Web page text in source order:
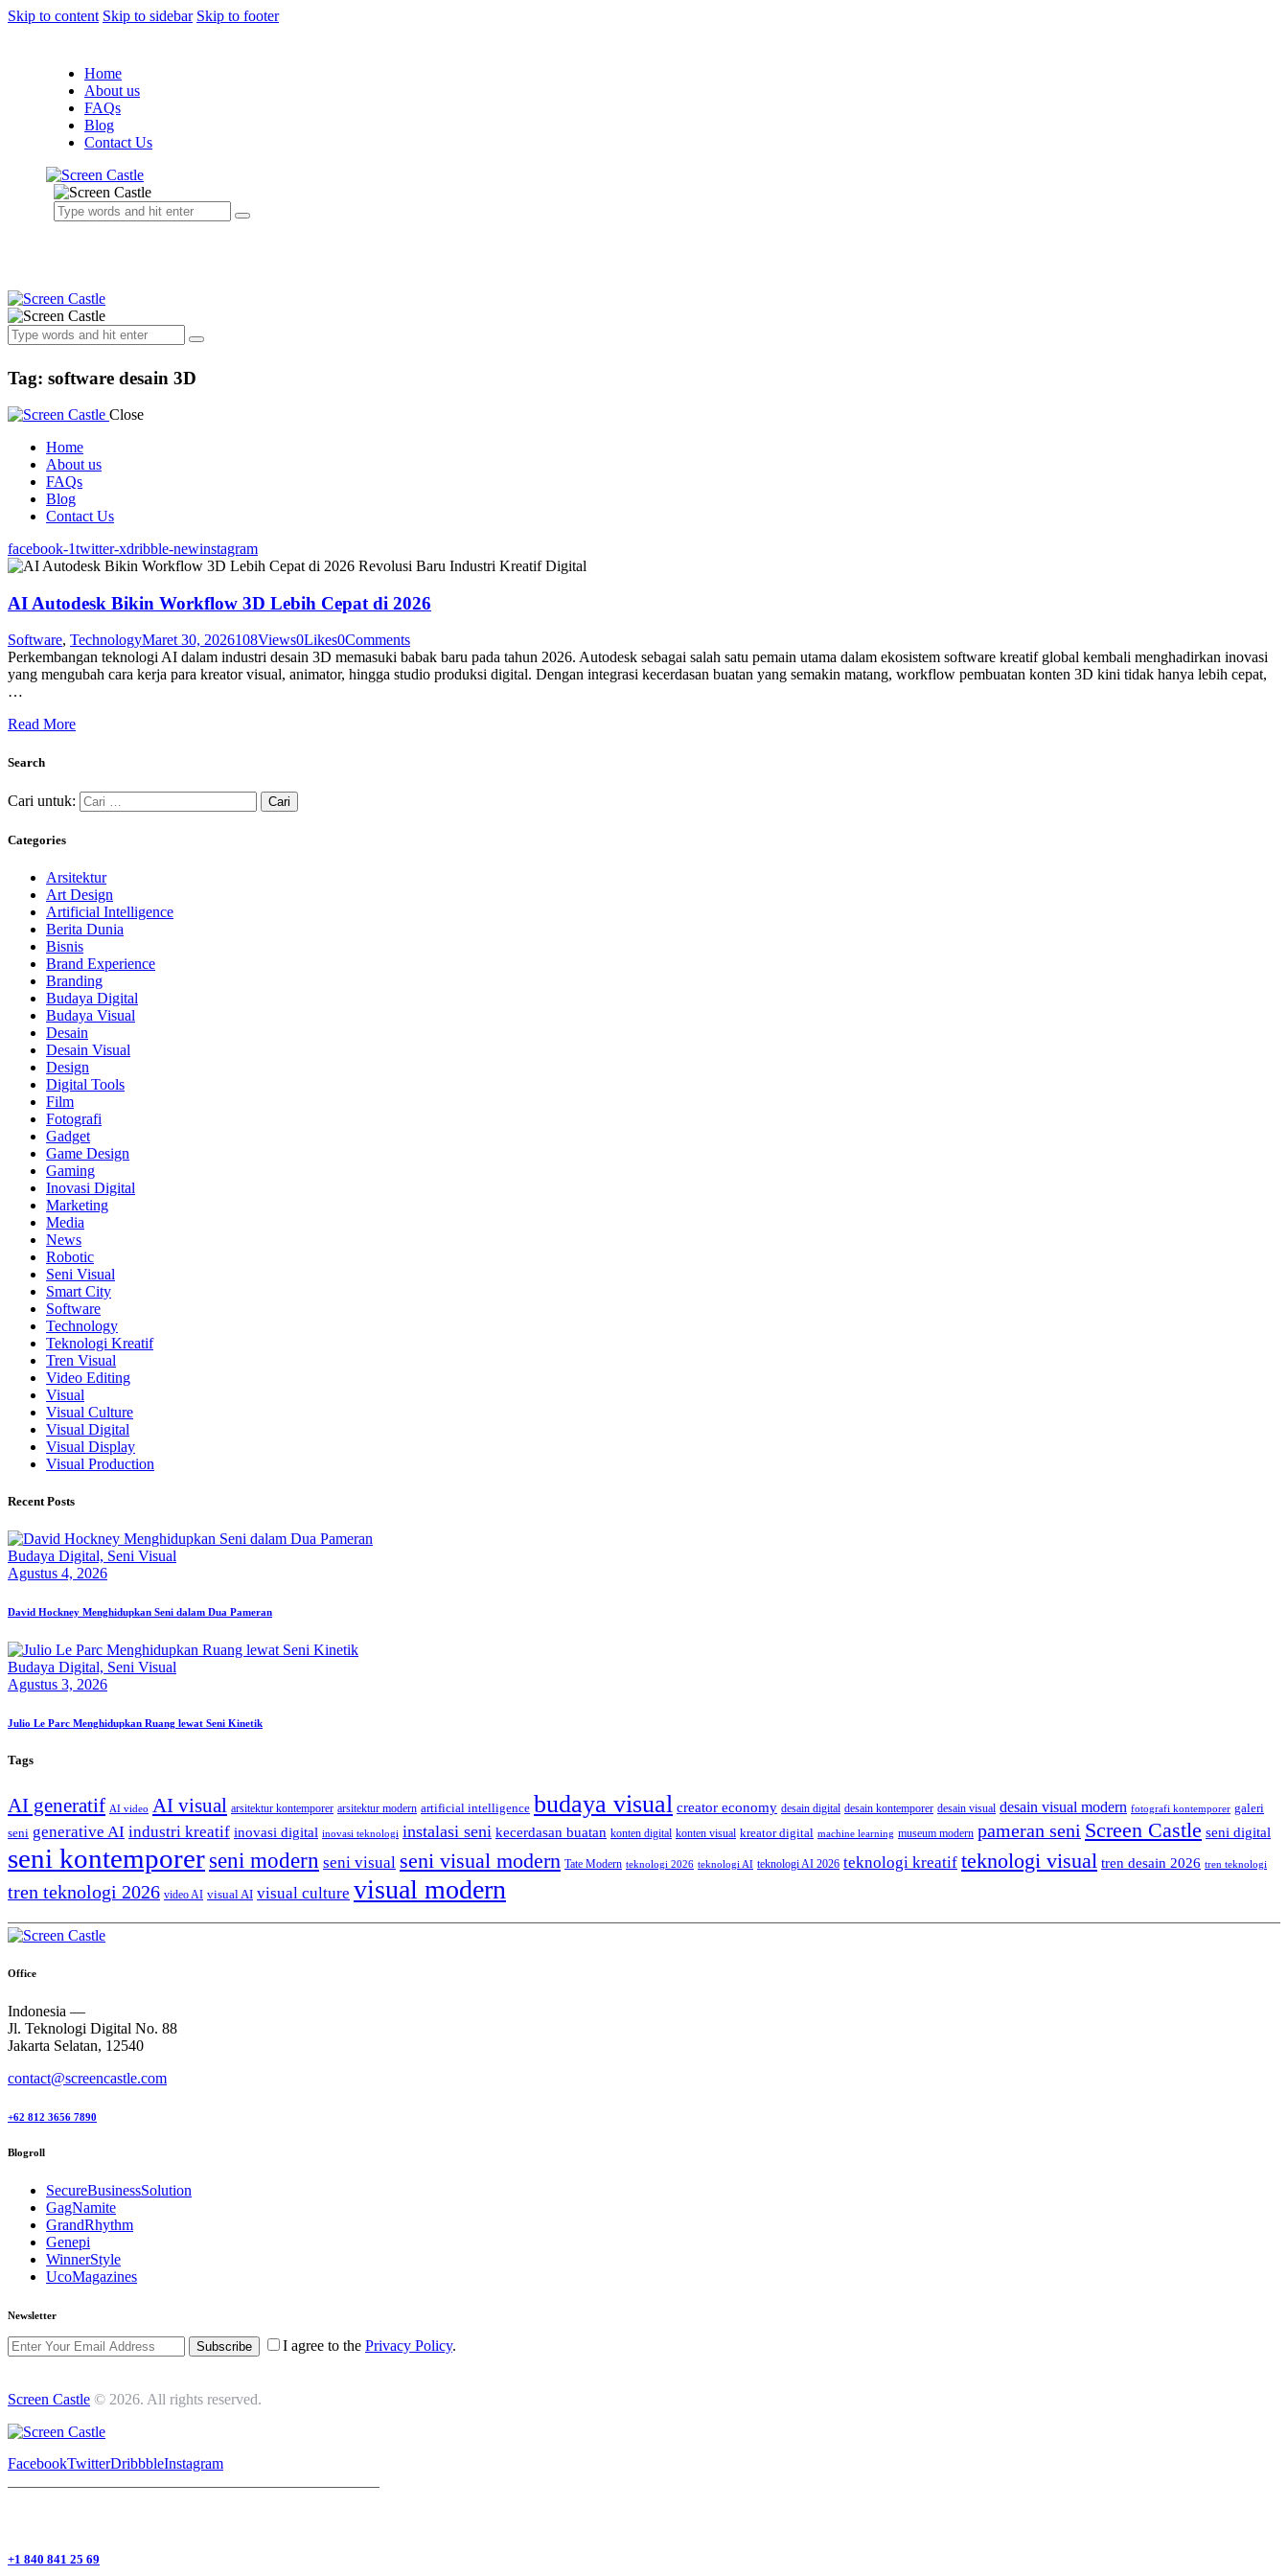
Skip to content Skip to sidebar Skip to footer
Home
About us
FAQs
Blog
Contact Us
Tag: software desain 3D
Close
Home
About us
FAQs
Blog
Contact Us
facebook-1twitter-xdribble-newinstagram
AI Autodesk Bikin Workflow 3D Lebih Cepat di 2026
Software, TechnologyMaret 30, 2026108Views0Likes0Comments
Perkembangan teknologi AI dalam industri desain 3D memasuki babak baru pada tahun 2026. Autodesk sebagai salah satu pemain utama dalam ekosistem software kreatif global kembali menghadirkan inovasi
yang mengubah cara kerja para kreator visual, animator, hingga studio produksi digital. Dengan integrasi kecerdasan buatan yang semakin matang, workflow pembuatan konten 3D kini tidak hanya lebih cepat,
…
Read More
Search
Cari untuk:
Categories
Arsitektur
Art Design
Artificial Intelligence
Berita Dunia
Bisnis
Brand Experience
Branding
Budaya Digital
Budaya Visual
Desain
Desain Visual
Design
Digital Tools
Film
Fotografi
Gadget
Game Design
Gaming
Inovasi Digital
Marketing
Media
News
Robotic
Seni Visual
Smart City
Software
Technology
Teknologi Kreatif
Tren Visual
Video Editing
Visual
Visual Culture
Visual Digital
Visual Display
Visual Production
Recent Posts
Budaya Digital, Seni Visual
Agustus 4, 2026
David Hockney Menghidupkan Seni dalam Dua Pameran
Budaya Digital, Seni Visual
Agustus 3, 2026
Julio Le Parc Menghidupkan Ruang lewat Seni Kinetik
Tags
AI generatif AI video AI visual arsitektur kontemporer arsitektur modern artificial intelligence budaya visual creator economy desain digital desain kontemporer desain visual desain visual modern fotografi kontemporer galeri
seni generative AI industri kreatif inovasi digital inovasi teknologi instalasi seni kecerdasan buatan konten digital konten visual kreator digital machine learning museum modern pameran seni Screen Castle seni digital
seni kontemporer seni modern seni visual seni visual modern Tate Modern teknologi 2026 teknologi AI teknologi AI 2026 teknologi kreatif teknologi visual tren desain 2026 tren teknologi
tren teknologi 2026 video AI visual AI visual culture visual modern
Office
Indonesia —
Jl. Teknologi Digital No. 88
Jakarta Selatan, 12540
contact@screencastle.com
+62 812 3656 7890
Blogroll
SecureBusinessSolution
GagNamite
GrandRhythm
Genepi
WinnerStyle
UcoMagazines
Newsletter
Subscribe I agree to the Privacy Policy.
Screen Castle © 2026. All rights reserved.
FacebookTwitterDribbbleInstagram
+1 840 841 25 69